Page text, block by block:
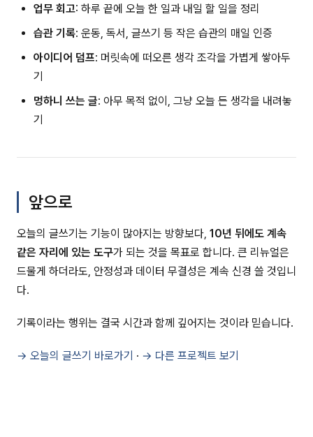
업무 회고: 하루 끝에 오늘 한 일과 내일 할 일을 정리
습관 기록: 운동, 독서, 글쓰기 등 작은 습관의 매일 인증
아이디어 덤프: 머릿속에 떠오른 생각 조각을 가볍게 쌓아두
기
멍하니 쓰는 글: 아무 목적 없이, 그냥 오늘 든 생각을 내려놓
기
앞으로
오늘의 글쓰기는 기능이 많아지는 방향보다, 10년 뒤에도 계속
같은 자리에 있는 도구가 되는 것을 목표로 합니다. 큰 리뉴얼은
드물게 하더라도, 안정성과 데이터 무결성은 계속 신경 쓸 것입니
다.
기록이라는 행위는 결국 시간과 함께 깊어지는 것이라 믿습니다.
→ 오늘의 글쓰기 바로가기 · → 다른 프로젝트 보기